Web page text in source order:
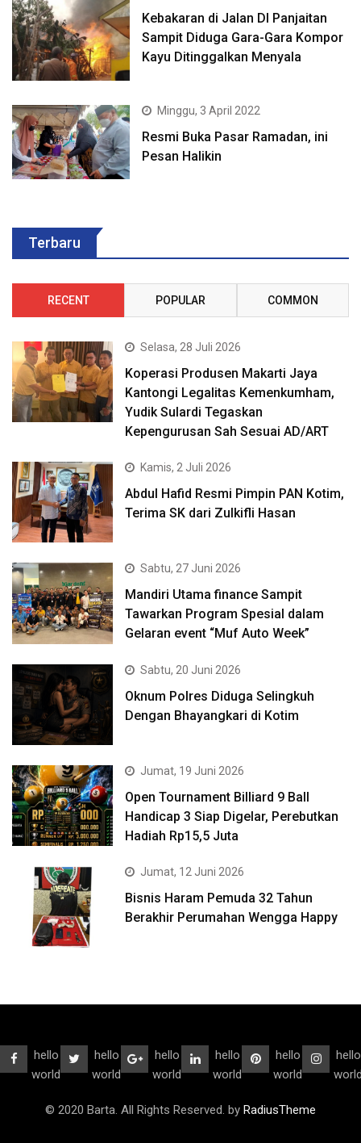
Kebakaran di Jalan DI Panjaitan
Sampit Diduga Gara-Gara Kompor
Kayu Ditinggalkan Menyala
Minggu, 3 April 2022
Resmi Buka Pasar Ramadan, ini
Pesan Halikin
Terbaru
RECENT POPULAR COMMON
Selasa, 28 Juli 2026
Koperasi Produsen Makarti Jaya
Kantongi Legalitas Kemenkumham,
Yudik Sulardi Tegaskan
Kepengurusan Sah Sesuai AD/ART
Kamis, 2 Juli 2026
Abdul Hafid Resmi Pimpin PAN Kotim,
Terima SK dari Zulkifli Hasan
Sabtu, 27 Juni 2026
Mandiri Utama finance Sampit
Tawarkan Program Spesial dalam
Gelaran event “Muf Auto Week”
Sabtu, 20 Juni 2026
Oknum Polres Diduga Selingkuh
Dengan Bhayangkari di Kotim
Jumat, 19 Juni 2026
Open Tournament Billiard 9 Ball
Handicap 3 Siap Digelar, Perebutkan
Hadiah Rp15,5 Juta
Jumat, 12 Juni 2026
Bisnis Haram Pemuda 32 Tahun
Berakhir Perumahan Wengga Happy
hello
world
hello
world
hello
world
hello
world
hello
world
hello
© 2020 Barta. All Rights Reserved. by RadiusTheme